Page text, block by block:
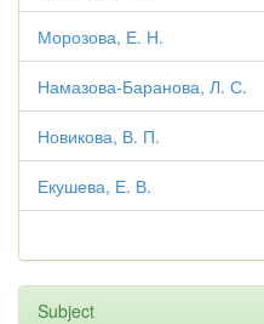
Морозова, Е. Н.
Намазова-Баранова, Л. С.
Новикова, В. П.
Екушева, Е. В.
Subject